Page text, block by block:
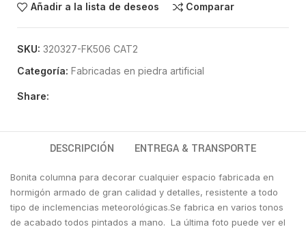
Añadir a la lista de deseos Comparar
SKU: 320327-FK506 CAT2
Categoría: Fabricadas en piedra artificial
Share:
DESCRIPCIÓN ENTREGA & TRANSPORTE
Bonita columna para decorar cualquier espacio fabricada en
hormigón armado de gran calidad y detalles, resistente a todo
tipo de inclemencias meteorológicas.Se fabrica en varios tonos
de acabado todos pintados a mano. La última foto puede ver el